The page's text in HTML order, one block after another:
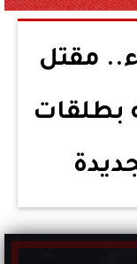
مقتل
بطلقات